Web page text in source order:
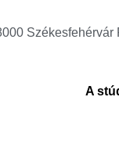
Székesfehérvár
A